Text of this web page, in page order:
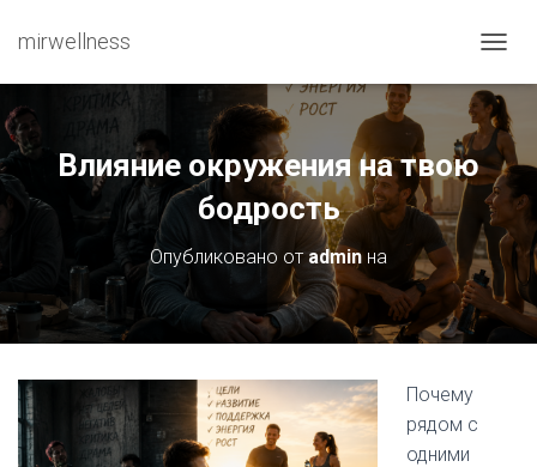
mirwellness
Влияние окружения на твою
бодрость
Опубликовано от admin на
Почему
рядом с
одними